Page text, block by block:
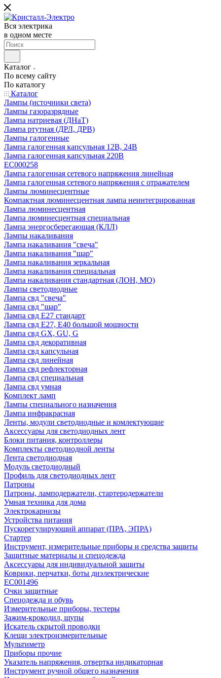
Вся электрика
в одном месте
Каталог
По всему сайту
По каталогу
Каталог
Лампы (источники света)
Лампы газоразрядные
Лампа натриевая (ДНаТ)
Лампа ртутная (ДРЛ, ДРВ)
Лампы галогенные
Лампа галогенная капсульная 12В, 24В
Лампа галогенная капсульная 220В
EC000258
Лампа галогенная сетевого напряжения линейная
Лампа галогенная сетевого напряжения с отражателем
Лампы люминесцентные
Компактная люминесцентная лампа неинтегрированная
Лампа люминесцентная
Лампа люминесцентная специальная
Лампа энергосберегающая (КЛЛ)
Лампы накаливания
Лампа накаливания "свеча"
Лампа накаливания "шар"
Лампа накаливания зеркальная
Лампа накаливания специальная
Лампа накаливания стандартная (ЛОН, МО)
Лампы светодиодные
Лампа свд "свеча"
Лампа свд "шар"
Лампа свд E27 стандарт
Лампа свд E27, Е40 большой мощности
Лампа свд GX, GU, G
Лампа свд декоративная
Лампа свд капсульная
Лампа свд линейная
Лампа свд рефлекторная
Лампа свд специальная
Лампа свд умная
Комплект ламп
Лампы специального назначения
Лампа инфракрасная
Ленты, модули светодиодные и комлектующие
Аксессуары для светодиодных лент
Блоки питания, контроллеры
Комплекты светодиодной ленты
Лента светодиодная
Модуль светодиодный
Профиль для светодиодных лент
Патроны
Патроны, ламподержатели, стартеродержатели
Умная техника для дома
Электрокарнизы
Устройства питания
Пускорегулирующий аппарат (ПРА, ЭПРА)
Стартер
Инструмент, измерительные приборы и средства защиты
Защитные материалы и спецодежда
Аксессуары для индивидуальной защиты
Коврики, перчатки, боты диэлектрические
EC001496
Очки защитные
Спецодежда и обувь
Измерительные приборы, тестеры
Зажим-крокодил, щупы
Искатель скрытой проводки
Клещи электроизмерительные
Мультиметр
Приборы прочие
Указатель напряжения, отвертка индикаторная
Инструмент ручной общего назначения